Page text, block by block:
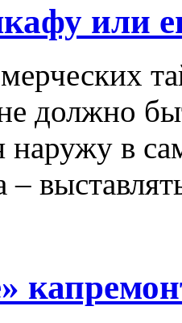
или
должно
наружу в
–